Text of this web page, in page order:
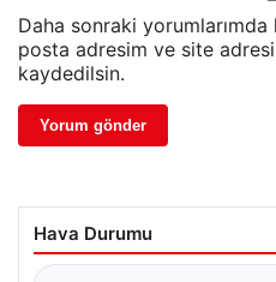
Daha sonraki yorumlarımda
posta adresim ve site
kaydedilsin.
Hava Durumu